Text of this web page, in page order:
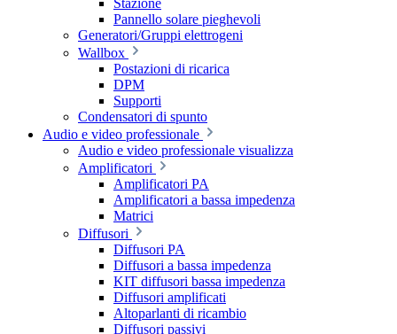
Stazione
Pannello solare pieghevoli
Generatori/Gruppi elettrogeni
Wallbox
Postazioni di ricarica
DPM
Supporti
Condensatori di spunto
Audio e video professionale
Audio e video professionale visualizza
Amplificatori
Amplificatori PA
Amplificatori a bassa impedenza
Matrici
Diffusori
Diffusori PA
Diffusori a bassa impedenza
KIT diffusori bassa impedenza
Diffusori amplificati
Altoparlanti di ricambio
Diffusori passivi